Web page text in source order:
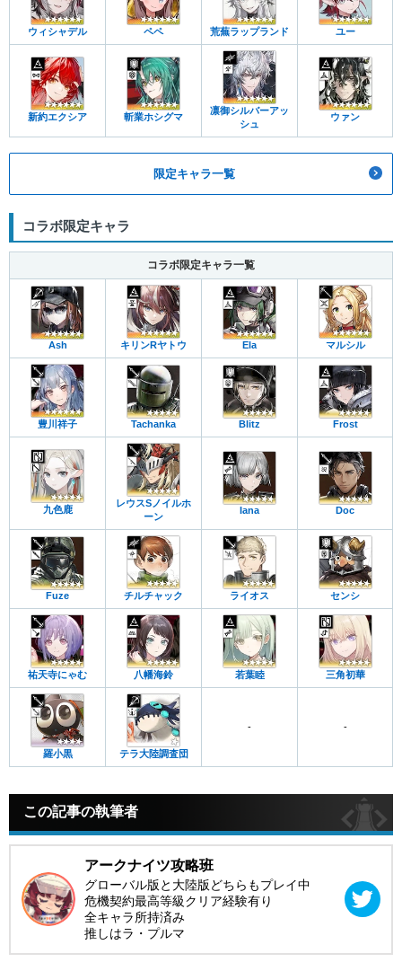
ウィシャデル ペペ 荒蕪ラップランド ユー
新約エクシア 斬業ホシグマ
凛御シルバーアッ
シュ
ウァン
限定キャラ一覧
コラボ限定キャラ
コラボ限定キャラ一覧
Ash キリンRヤトウ Ela マルシル
豊川祥子 Tachanka Blitz Frost
九色鹿
レウスSノイルホ
ーン
Iana Doc
Fuze チルチャック ライオス センシ
祐天寺にゃむ 八幡海鈴 若葉睦 三角初華
羅小黒 テラ大陸調査団
- -
この記事の執筆者
アークナイツ攻略班
グローバル版と大陸版どちらもプレイ中
危機契約最高等級クリア経験有り
全キャラ所持済み
推しはラ・プルマ